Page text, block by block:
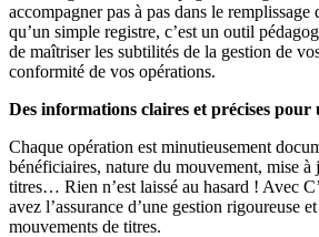
accompagner pas à pas dans le
qu’un simple registre, c’est un outil
de maîtriser les subtilités de la gestion de
conformité de vos opérations.
Des informations claires et précises pour
Chaque opération est minutieusement
bénéficiaires, nature du mouvement, mise à
titres… Rien n’est laissé au hasard ! Avec
avez l’assurance d’une gestion rigoureuse
mouvements de titres.